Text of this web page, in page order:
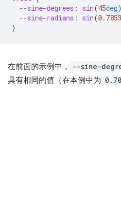
--sine-degrees : sin(45deg
--sine-radians : sin(0.7853
}
在前面的示例中， --sine-
具有相同的值（在本例中为